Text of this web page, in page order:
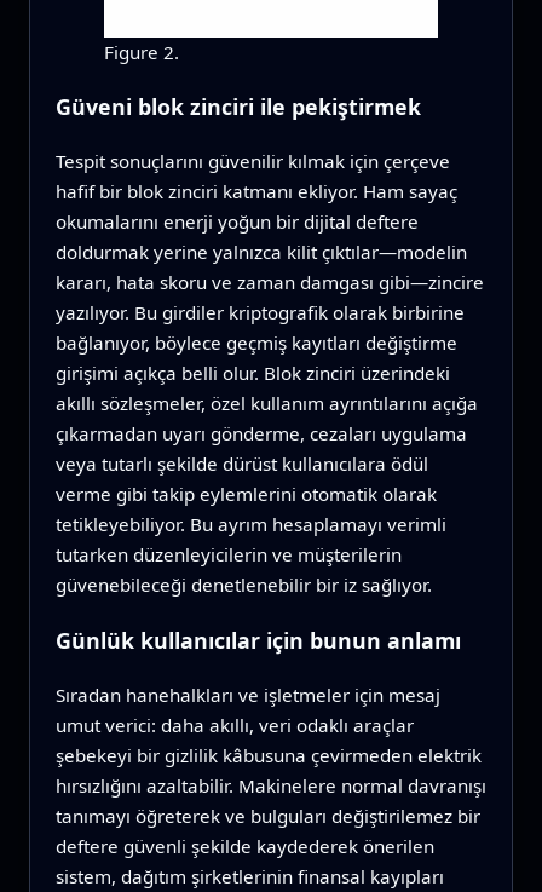
Figure 2.
Güveni blok zinciri ile pekiştirmek
Tespit sonuçlarını güvenilir kılmak için çerçeve
hafif bir blok zinciri katmanı ekliyor. Ham sayaç
okumalarını enerji yoğun bir dijital deftere
doldurmak yerine yalnızca kilit çıktılar—modelin
kararı, hata skoru ve zaman damgası gibi—zincire
yazılıyor. Bu girdiler kriptografik olarak birbirine
bağlanıyor, böylece geçmiş kayıtları değiştirme
girişimi açıkça belli olur. Blok zinciri üzerindeki
akıllı sözleşmeler, özel kullanım ayrıntılarını açığa
çıkarmadan uyarı gönderme, cezaları uygulama
veya tutarlı şekilde dürüst kullanıcılara ödül
verme gibi takip eylemlerini otomatik olarak
tetikleyebiliyor. Bu ayrım hesaplamayı verimli
tutarken düzenleyicilerin ve müşterilerin
güvenebileceği denetlenebilir bir iz sağlıyor.
Günlük kullanıcılar için bunun anlamı
Sıradan hanehalkları ve işletmeler için mesaj
umut verici: daha akıllı, veri odaklı araçlar
şebekeyi bir gizlilik kâbusuna çevirmeden elektrik
hırsızlığını azaltabilir. Makinelere normal davranışı
tanımayı öğreterek ve bulguları değiştirilemez bir
deftere güvenli şekilde kaydederek önerilen
sistem, dağıtım şirketlerinin finansal kayıpları